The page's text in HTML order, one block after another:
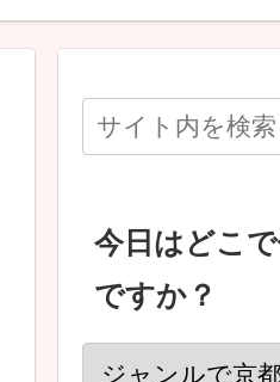
今日はどこ
ですか？